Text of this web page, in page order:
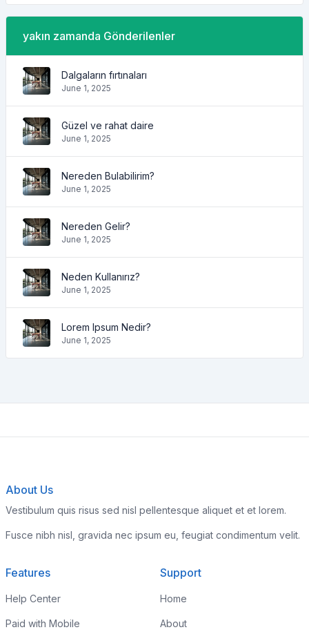
yakın zamanda Gönderilenler
Dalgaların fırtınaları
June 1, 2025
Güzel ve rahat daire
June 1, 2025
Nereden Bulabilirim?
June 1, 2025
Nereden Gelir?
June 1, 2025
Neden Kullanırız?
June 1, 2025
Lorem Ipsum Nedir?
June 1, 2025
About Us
Vestibulum quis risus sed nisl pellentesque aliquet et et lorem.
Fusce nibh nisl, gravida nec ipsum eu, feugiat condimentum velit.
Features
Help Center
Paid with Mobile
Support
Home
About